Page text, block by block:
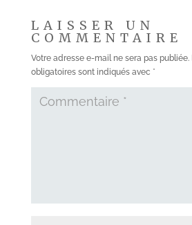
LAISSER UN
COMMENTAIRE
Votre adresse e-mail ne sera pas publiée.
obligatoires sont indiqués avec *